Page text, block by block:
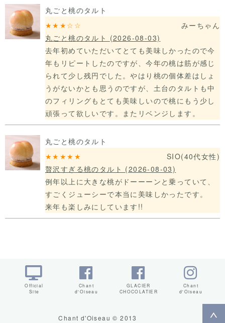
丸ごと桃のタルト
★★★☆☆
みーちゃん
丸ごと桃のタルト (2026-08-03)
去年初めていただいてとても美味しかったので今
年もリピートしたのですが、今年の桃は筋が感じ
られて少し残円でした。やはり桃の個体差はしょ
うがないかとも思うのですが、土台のタルトも中
のフィリングもとても美味しいので桃にもう少し
頑張って欲しいです。またリベンジします。
丸ごと桃のタルト
★★★★★
SIO(40代女性)
贅沢すぎる桃のタルト (2026-08-03)
例年以上に大きな桃がドーーーンと乗っていて、
すごくジューシーで本当に美味しかったです。
来年も楽しみにしています!!
Official
Site
Chant
d'Oiseau
GLACIER
CHOCOLATIER
Chant
d'Oiseau
Chant d'Oiseau © 2013